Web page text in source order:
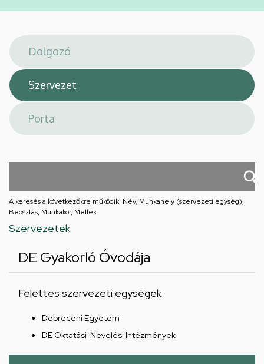
Arany
János
téri
feladatellátási
hely
A keresés a következőkre működik: Név, Munkahely (szervezeti egység),
Beosztás, Munkakör, Mellék
Szervezetek
DE Gyakorló Óvodája
Felettes szervezeti egységek
Debreceni Egyetem
DE Oktatási-Nevelési Intézmények